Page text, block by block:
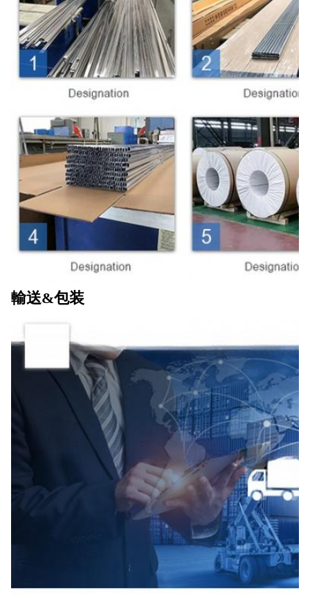
輸送&包装